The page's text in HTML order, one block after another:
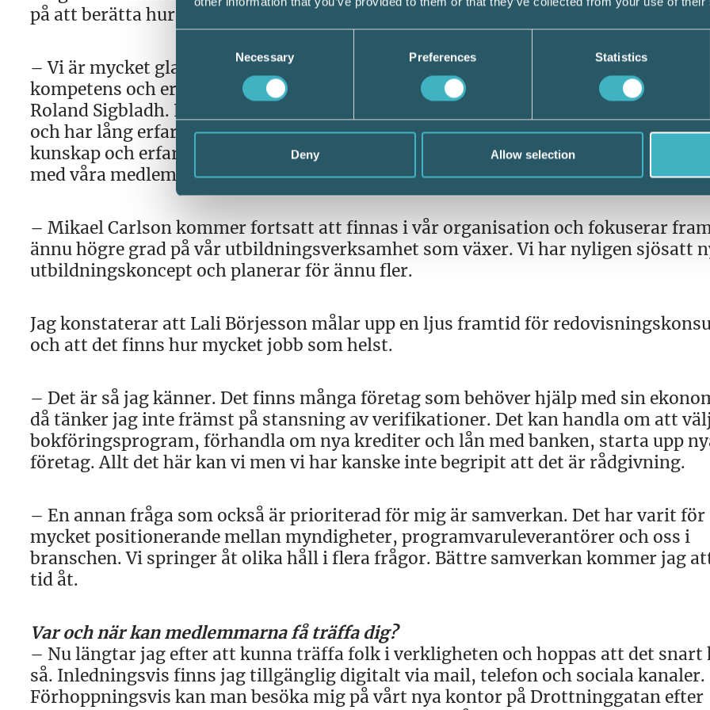
Necessary Preferences Statistics
Deny Allow selection
på att berätta hur duktiga vi är och att vi kan så mycket mer än momsregler.
– Vi är mycket glada över att ha hittat Lali som kommer från branschen med en
kompetens och erfarenhet att axla denna roll, säger Srf konsulternas
Roland Sigbladh. Lali Börjesson har både drivit egen byrå, jobbat i
och har lång erfarenhet från både löpande redovisning och lönehantering. Hennes
kunskap och erfarenhet ger förtroende i diskussioner med myndigheter men även
med våra medlemmar.
– Mikael Carlson kommer fortsatt att finnas i vår organisation och fokuserar
ännu högre grad på vår utbildningsverksamhet som växer. Vi har nyligen sjösatt
utbildningskoncept och planerar för ännu fler.
Jag konstaterar att Lali Börjesson målar upp en ljus framtid för
och att det finns hur mycket jobb som helst.
– Det är så jag känner. Det finns många företag som behöver hjälp med sin
då tänker jag inte främst på stansning av verifikationer. Det kan handla om att
bokföringsprogram, förhandla om nya krediter och lån med banken, starta upp
företag. Allt det här kan vi men vi har kanske inte begripit att det är rådgivning.
– En annan fråga som också är prioriterad för mig är samverkan. Det har varit för
mycket positionerande mellan myndigheter, programvaruleverantörer och oss i
branschen. Vi springer åt olika håll i flera frågor. Bättre samverkan kommer jag
tid åt.
Var och när kan medlemmarna få träffa dig?
– Nu längtar jag efter att kunna träffa folk i verkligheten och hoppas att det snart
så. Inledningsvis finns jag tillgänglig digitalt via mail, telefon och sociala kanaler.
Förhoppningsvis kan man besöka mig på vårt nya kontor på Drottninggatan efter